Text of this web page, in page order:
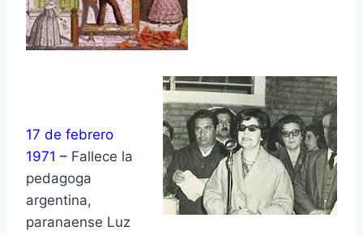
17 de febrero
1971 – Fallece la
pedagoga
argentina,
paranaense Luz